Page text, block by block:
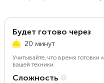
Будет готово через
20 минут
Учитывайте, что время готовки
вашей техники.
Сложность